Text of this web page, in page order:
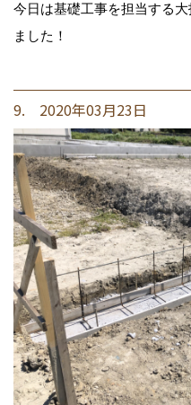
今日は基礎工事を担当する
ました！
9. 2020年03月23日